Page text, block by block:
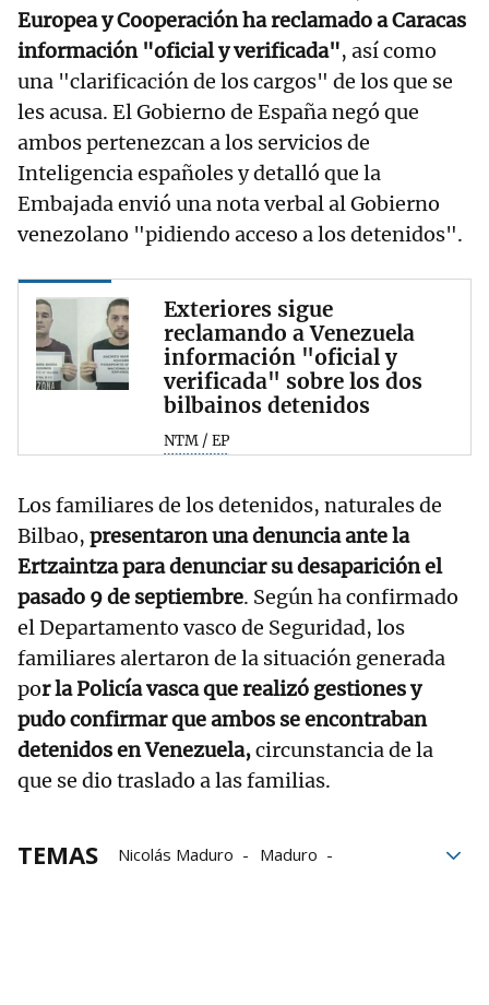
Europea y Cooperación ha reclamado a Caracas
información "oficial y verificada", así como
una "clarificación de los cargos" de los que se
les acusa. El Gobierno de España negó que
ambos pertenezcan a los servicios de
Inteligencia españoles y detalló que la
Embajada envió una nota verbal al Gobierno
venezolano "pidiendo acceso a los detenidos".
Exteriores sigue
reclamando a Venezuela
información "oficial y
verificada" sobre los dos
bilbainos detenidos
NTM / EP
Los familiares de los detenidos, naturales de
Bilbao, presentaron una denuncia ante la
Ertzaintza para denunciar su desaparición el
pasado 9 de septiembre. Según ha confirmado
el Departamento vasco de Seguridad, los
familiares alertaron de la situación generada
por la Policía vasca que realizó gestiones y
pudo confirmar que ambos se encontraban
detenidos en Venezuela,circunstancia de la
que se dio traslado a las familias.
TEMAS Nicolás Maduro
Maduro